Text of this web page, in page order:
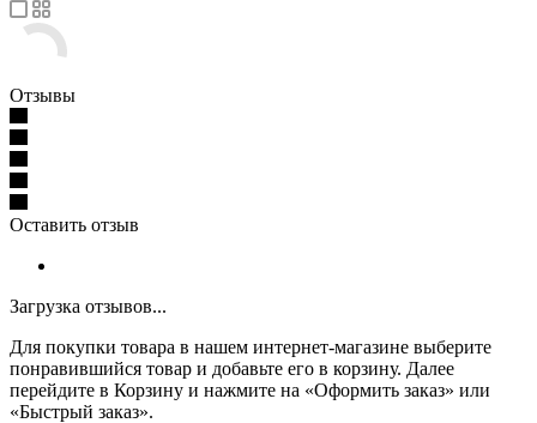
Отзывы
Оставить отзыв
Загрузка отзывов...
Для покупки товара в нашем интернет-магазине выберите
понравившийся товар и добавьте его в корзину. Далее
перейдите в Корзину и нажмите на «Оформить заказ» или
«Быстрый заказ».